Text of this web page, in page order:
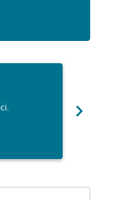
chevron_right